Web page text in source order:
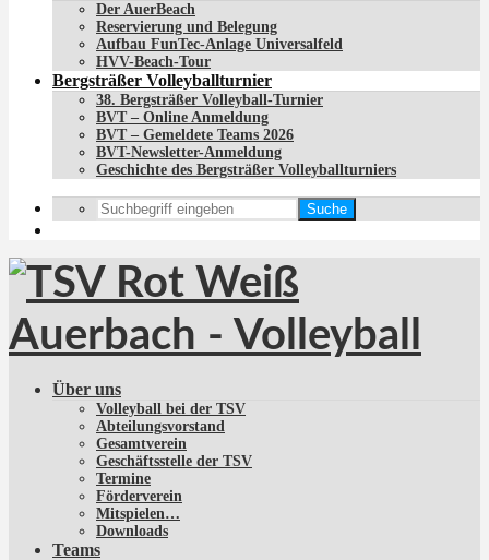
Der AuerBeach
Reservierung und Belegung
Aufbau FunTec-Anlage Universalfeld
HVV-Beach-Tour
Bergsträßer Volleyballturnier
38. Bergsträßer Volleyball-Turnier
BVT – Online Anmeldung
BVT – Gemeldete Teams 2026
BVT-Newsletter-Anmeldung
Geschichte des Bergsträßer Volleyballturniers
Suche
Über uns
Volleyball bei der TSV
Abteilungsvorstand
Gesamtverein
Geschäftsstelle der TSV
Termine
Förderverein
Mitspielen…
Downloads
Teams